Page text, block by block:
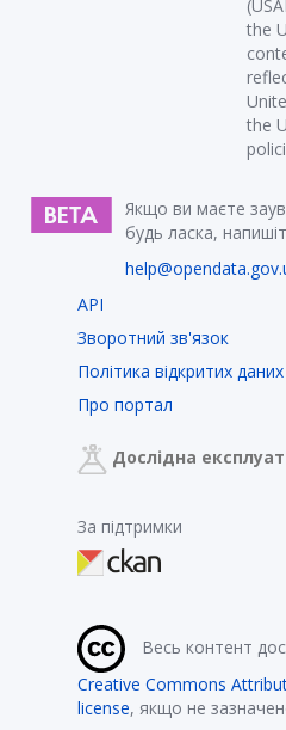
the
the
Якщо ви маєте
будь ласка,
API
Зворотний зв'язок
Політика відкритих даних
Про портал
Дослідна
За підтримки
Весь контент
Creative Commons
license, якщо не